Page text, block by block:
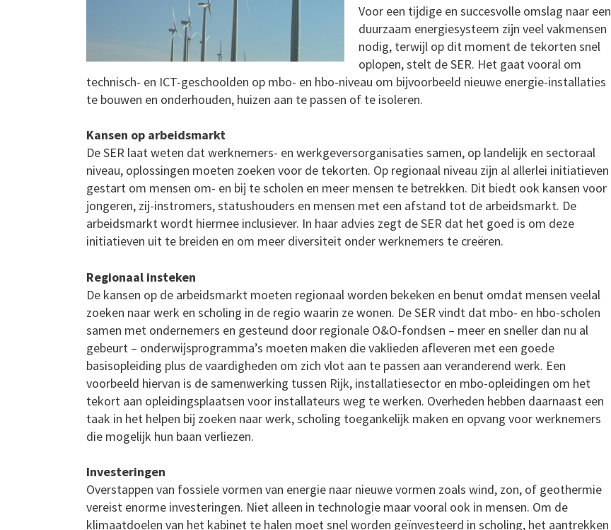
Voor een tijdige en succesvolle omslag naar een
duurzaam energiesysteem zijn veel vakmensen
nodig, terwijl op dit moment de tekorten snel
oplopen, stelt de SER. Het gaat vooral om
technisch- en ICT-geschoolden op mbo- en hbo-niveau om bijvoorbeeld nieuwe energie-installaties
te bouwen en onderhouden, huizen aan te passen of te isoleren.
Kansen op arbeidsmarkt
De SER laat weten dat werknemers- en werkgeversorganisaties samen, op landelijk en sectoraal
niveau, oplossingen moeten zoeken voor de tekorten. Op regionaal niveau zijn al allerlei initiatieven
gestart om mensen om- en bij te scholen en meer mensen te betrekken. Dit biedt ook kansen voor
jongeren, zij-instromers, statushouders en mensen met een afstand tot de arbeidsmarkt. De
arbeidsmarkt wordt hiermee inclusiever. In haar advies zegt de SER dat het goed is om deze
initiatieven uit te breiden en om meer diversiteit onder werknemers te creëren.
Regionaal insteken
De kansen op de arbeidsmarkt moeten regionaal worden bekeken en benut omdat mensen veelal
zoeken naar werk en scholing in de regio waarin ze wonen. De SER vindt dat mbo- en hbo-scholen
samen met ondernemers en gesteund door regionale O&O-fondsen – meer en sneller dan nu al
gebeurt – onderwijsprogramma’s moeten maken die vaklieden afleveren met een goede
basisopleiding plus de vaardigheden om zich vlot aan te passen aan veranderend werk. Een
voorbeeld hiervan is de samenwerking tussen Rijk, installatiesector en mbo-opleidingen om het
tekort aan opleidingsplaatsen voor installateurs weg te werken. Overheden hebben daarnaast een
taak in het helpen bij zoeken naar werk, scholing toegankelijk maken en opvang voor werknemers
die mogelijk hun baan verliezen.
Investeringen
Overstappen van fossiele vormen van energie naar nieuwe vormen zoals wind, zon, of geothermie
vereist enorme investeringen. Niet alleen in technologie maar vooral ook in mensen. Om de
klimaatdoelen van het kabinet te halen moet snel worden geïnvesteerd in scholing, het aantrekken